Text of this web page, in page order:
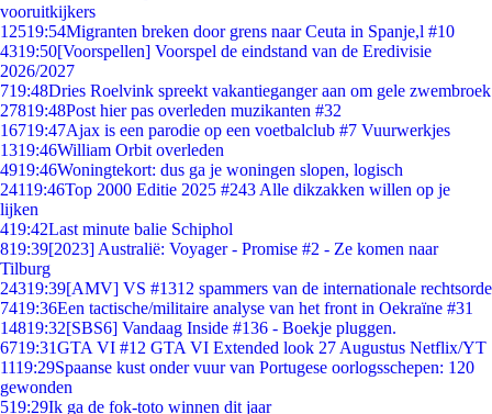
vooruitkijkers
12519:54Migranten breken door grens naar Ceuta in Spanje,l #10
4319:50[Voorspellen] Voorspel de eindstand van de Eredivisie
2026/2027
719:48Dries Roelvink spreekt vakantieganger aan om gele zwembroek
27819:48Post hier pas overleden muzikanten #32
16719:47Ajax is een parodie op een voetbalclub #7 Vuurwerkjes
1319:46William Orbit overleden
4919:46Woningtekort: dus ga je woningen slopen, logisch
24119:46Top 2000 Editie 2025 #243 Alle dikzakken willen op je
lijken
419:42Last minute balie Schiphol
819:39[2023] Australië: Voyager - Promise #2 - Ze komen naar
Tilburg
24319:39[AMV] VS #1312 spammers van de internationale rechtsorde
7419:36Een tactische/militaire analyse van het front in Oekraïne #31
14819:32[SBS6] Vandaag Inside #136 - Boekje pluggen.
6719:31GTA VI #12 GTA VI Extended look 27 Augustus Netflix/YT
1119:29Spaanse kust onder vuur van Portugese oorlogsschepen: 120
gewonden
519:29Ik ga de fok-toto winnen dit jaar